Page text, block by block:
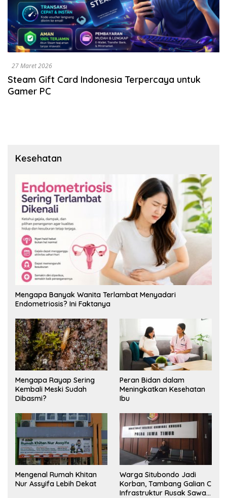
27 Maret 2026
Steam Gift Card Indonesia Terpercaya untuk
Gamer PC
Kesehatan
Mengapa Banyak Wanita Terlambat Menyadari
Endometriosis? Ini Faktanya
Mengapa Rayap Sering
Kembali Meski Sudah
Dibasmi?
Peran Bidan dalam
Meningkatkan Kesehatan
Ibu
Mengenal Rumah Khitan
Nur Assyifa Lebih Dekat
Warga Situbondo Jadi
Korban, Tambang Galian C
Infrastruktur Rusak Sawah